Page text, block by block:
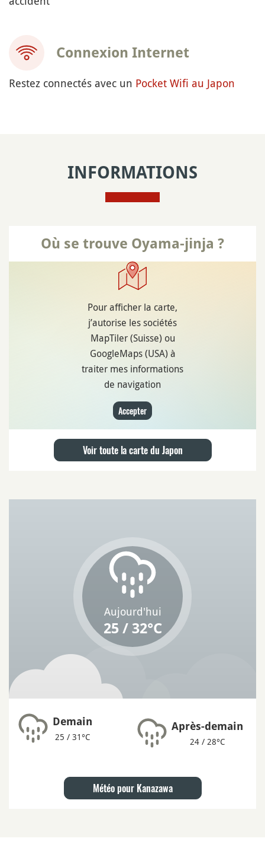
Connexion Internet
Restez connectés avec un Pocket Wifi au Japon
INFORMATIONS
Où se trouve Oyama-jinja ?
Pour afficher la carte,
j’autorise les sociétés
MapTiler (Suisse) ou
GoogleMaps (USA) à
traiter mes informations
de navigation
Accepter
Voir toute la carte du Japon
Aujourd'hui
25 / 32°C
Demain
25 / 31°C
Après-demain
24 / 28°C
Météo pour Kanazawa